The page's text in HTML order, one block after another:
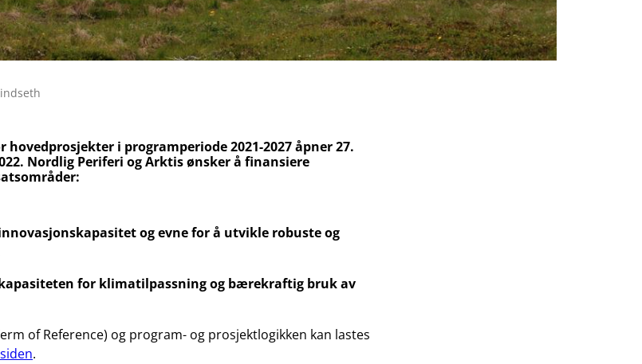
i programperiode 2021-2027 åpner 27.
Nordlig Periferi og Arktis ønsker å finansiere
og evne for å utvikle robuste og
for klimatilpassning og bærekraftig bruk av
of Reference) og program- og prosjektlogikken kan lastes
.